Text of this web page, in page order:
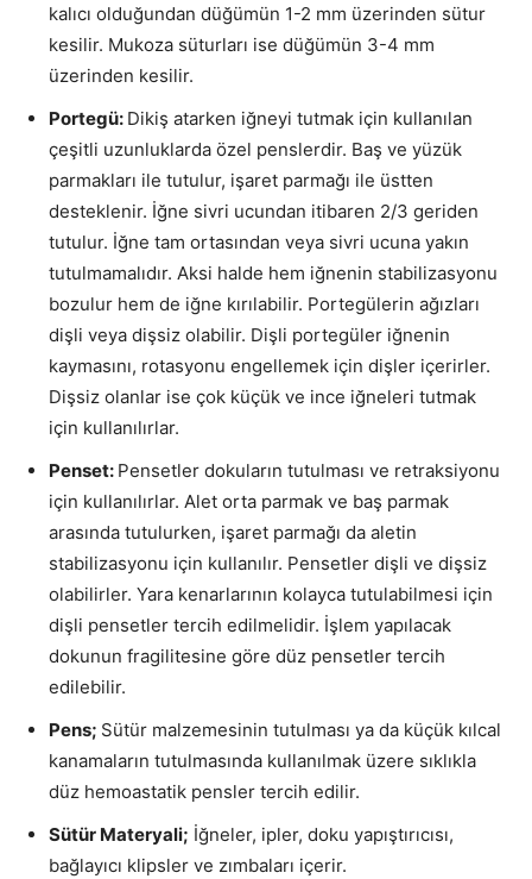
kalıcı olduğundan düğümün 1-2 mm üzerinden sütur
kesilir. Mukoza süturları ise düğümün 3-4 mm
üzerinden kesilir.
Portegü: Dikiş atarken iğneyi tutmak için kullanılan
çeşitli uzunluklarda özel penslerdir. Baş ve yüzük
parmakları ile tutulur, işaret parmağı ile üstten
desteklenir. İğne sivri ucundan itibaren 2/3 geriden
tutulur. İğne tam ortasından veya sivri ucuna yakın
tutulmamalıdır. Aksi halde hem iğnenin stabilizasyonu
bozulur hem de iğne kırılabilir. Portegülerin ağızları
dişli veya dişsiz olabilir. Dişli portegüler iğnenin
kaymasını, rotasyonu engellemek için dişler içerirler.
Dişsiz olanlar ise çok küçük ve ince iğneleri tutmak
için kullanılırlar.
Penset: Pensetler dokuların tutulması ve retraksiyonu
için kullanılırlar. Alet orta parmak ve baş parmak
arasında tutulurken, işaret parmağı da aletin
stabilizasyonu için kullanılır. Pensetler dişli ve dişsiz
olabilirler. Yara kenarlarının kolayca tutulabilmesi için
dişli pensetler tercih edilmelidir. İşlem yapılacak
dokunun fragilitesine göre düz pensetler tercih
edilebilir.
Pens; Sütür malzemesinin tutulması ya da küçük kılcal
kanamaların tutulmasında kullanılmak üzere sıklıkla
düz hemoastatik pensler tercih edilir.
Sütür Materyali; İğneler, ipler, doku yapıştırıcısı,
bağlayıcı klipsler ve zımbaları içerir.